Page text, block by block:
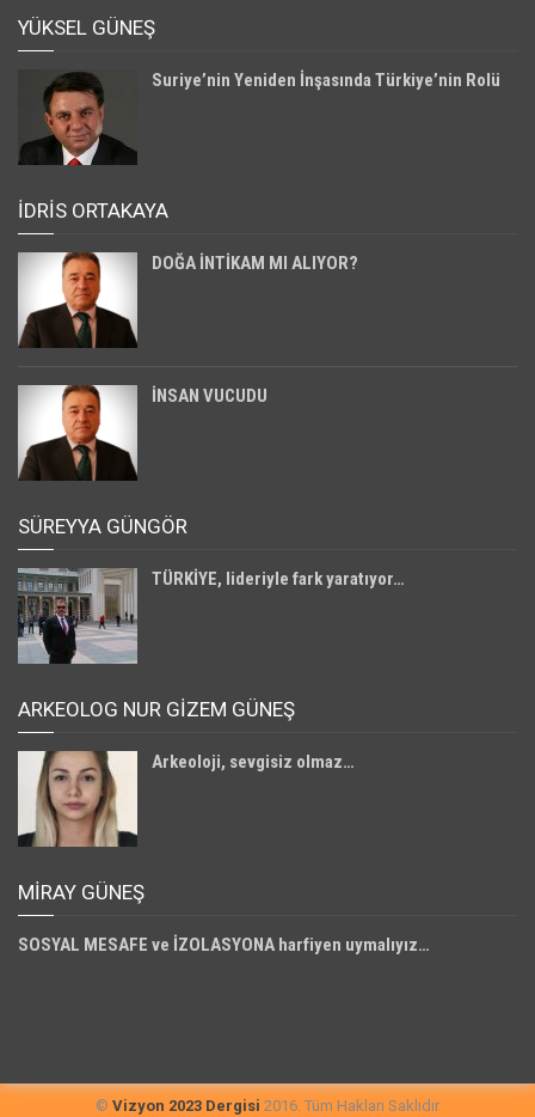
YÜKSEL GÜNEŞ
Suriye’nin Yeniden İnşasında Türkiye’nin Rolü
İDRİS ORTAKAYA
DOĞA İNTİKAM MI ALIYOR?
İNSAN VUCUDU
SÜREYYA GÜNGÖR
TÜRKİYE, lideriyle fark yaratıyor…
ARKEOLOG NUR GİZEM GÜNEŞ
Arkeoloji, sevgisiz olmaz…
MIRAY GÜNEŞ
SOSYAL MESAFE ve İZOLASYONA harfiyen uymalıyız…
© Vizyon 2023 Dergisi 2016. Tüm Hakları Saklıdır